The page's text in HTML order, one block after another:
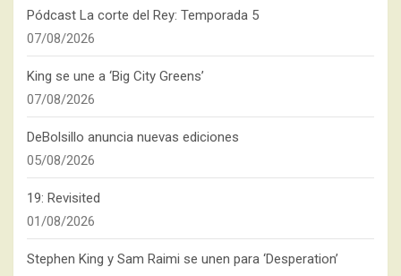
Pódcast La corte del Rey: Temporada 5
07/08/2026
King se une a ‘Big City Greens’
07/08/2026
DeBolsillo anuncia nuevas ediciones
05/08/2026
19: Revisited
01/08/2026
Stephen King y Sam Raimi se unen para ‘Desperation’